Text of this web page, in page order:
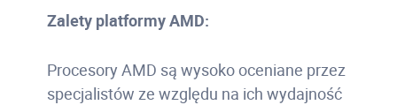
Zalety platformy AMD:
Procesory AMD są wysoko oceniane przez
specjalistów ze względu na ich wydajność